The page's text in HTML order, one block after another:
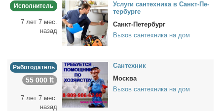
Исполнитель
7 лет 7 мес.
назад
Услу­ги сан­тех­ни­ка в Санкт-Пе­
тер­бур­ге
Санкт-Петербург
Вызов сантехника на дом
Работодатель
55 000 ₶
7 лет 7 мес.
назад
Сан­тех­ник
Москва
Вызов сантехника на дом